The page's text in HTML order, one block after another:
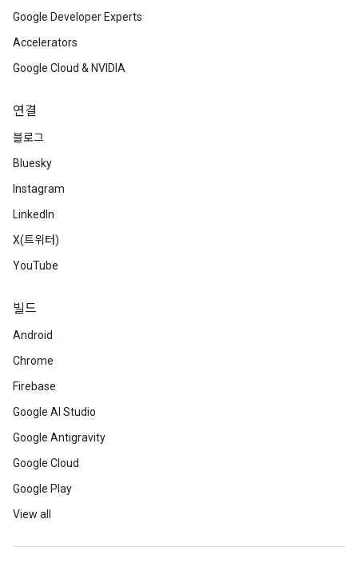
Google Developer Experts
Accelerators
Google Cloud & NVIDIA
연결
블로그
Bluesky
Instagram
LinkedIn
X(트위터)
YouTube
빌드
Android
Chrome
Firebase
Google AI Studio
Google Antigravity
Google Cloud
Google Play
View all